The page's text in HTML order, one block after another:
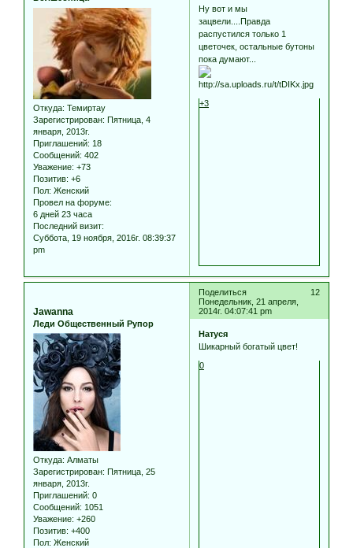
Откуда: Темиртау
Зарегистрирован: Пятница, 4
января, 2013г.
Приглашений: 18
Сообщений: 402
Уважение: +73
Позитив: +6
Пол: Женский
Провел на форуме:
6 дней 23 часа
Последний визит:
Суббота, 19 ноября, 2016г. 08:39:37
pm
Ну вот и мы
зацвели....Правда
распустился только 1
цветочек, остальные бутоны
пока думают...
+3
Поделиться
12
Понедельник, 21 апреля,
2014г. 04:07:41 pm
Jawanna
Леди Общественный Рупор
Откуда: Алматы
Зарегистрирован: Пятница, 25
января, 2013г.
Приглашений: 0
Сообщений: 1051
Уважение: +260
Позитив: +400
Пол: Женский
Натуся
Шикарный богатый цвет!
0